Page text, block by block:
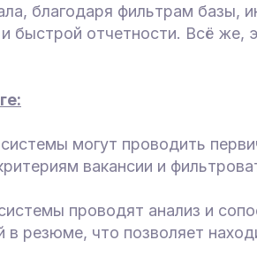
благодаря фильтрам базы,
быстрой отчетности. Всё же,
могут проводить
вакансии и
проводят анализ и
в резюме, что позволяет